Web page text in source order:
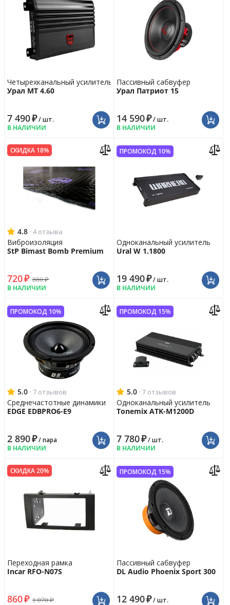
Четырехканальный усилитель
Урал МТ 4.60
7 490₽/ шт.
В НАЛИЧИИ
Пассивный сабвуфер
Урал Патриот 15
14 590₽/ шт.
В НАЛИЧИИ
СКИДКА 18%
4.8 · 4 отзыва
Виброизоляция
StP Bimast Bomb Premium
720₽ 880₽
В НАЛИЧИИ
ПРОМОКОД 10%
Одноканальный усилитель
Ural W 1.1800
19 490₽/ шт.
В НАЛИЧИИ
ПРОМОКОД 10%
5.0 · 7 отзывов
Среднечастотные динамики
EDGE EDBPRO6-E9
2 890₽/ пара
В НАЛИЧИИ
ПРОМОКОД 15%
5.0 · 7 отзывов
Одноканальный усилитель
Tonemix ATK-M1200D
7 780₽/ шт.
В НАЛИЧИИ
СКИДКА 20%
Переходная рамка
Incar RFO-N07S
860₽ 1 070₽
ПРОМОКОД 15%
Пассивный сабвуфер
DL Audio Phoenix Sport 300
12 490₽/ шт.